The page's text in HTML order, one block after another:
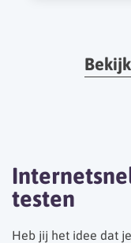
testen
Heb jij het idee dat